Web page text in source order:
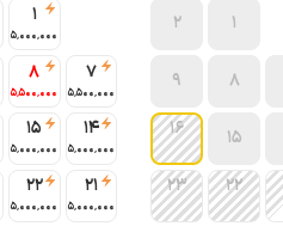
1
2
8
9
15
16
22
23
1
5٬000٬000
7
5٬500٬000
8
5٬500٬000
14
5٬000٬000
15
5٬000٬000
21
5٬000٬000
22
5٬000٬000